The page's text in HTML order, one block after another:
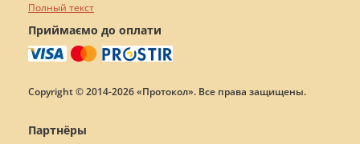
Полный текст
Приймаємо до оплати
Copyright © 2014-2026 «Протокол». Все права защищены.
Партнёры